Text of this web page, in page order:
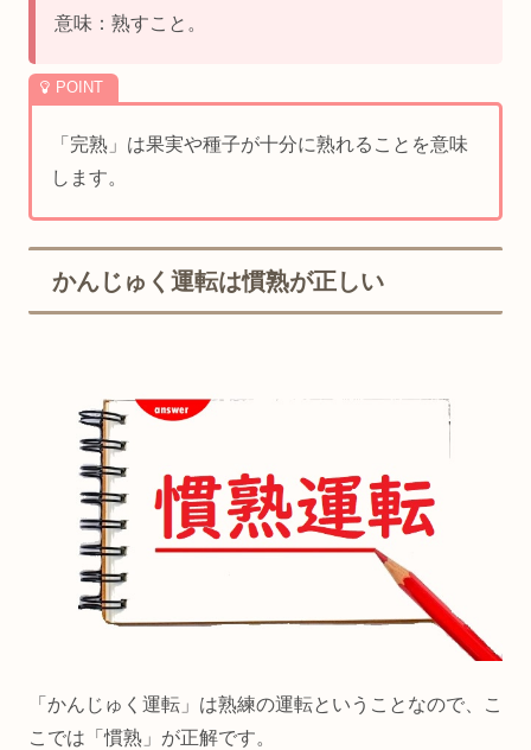
意味：熟すこと。
「完熟」は果実や種子が十分に熟れることを意味
します。
かんじゅく運転は慣熟が正しい
「かんじゅく運転」は熟練の運転ということなので、こ
こでは「慣熟」が正解です。